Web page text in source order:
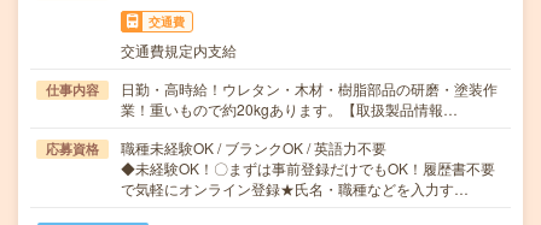
交通費
交通費規定内支給
仕事内容
日勤・高時給！ウレタン・木材・樹脂部品の研磨・塗装作
業！重いもので約20kgあります。【取扱製品情報…
応募資格
職種未経験OK / ブランクOK / 英語力不要
◆未経験OK！〇まずは事前登録だけでもOK！履歴書不要
で気軽にオンライン登録★氏名・職種などを入力す…